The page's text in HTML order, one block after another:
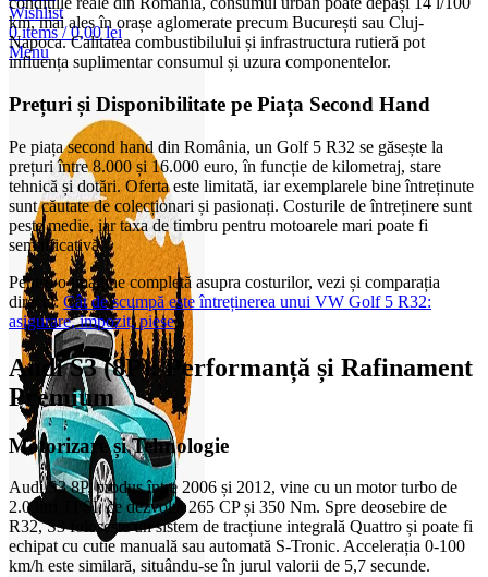
Wishlist
0items / 0,00lei
Menu
km, mai ales în orașe aglomerate precum București sau Cluj-
Napoca. Calitatea combustibilului și infrastructura rutieră pot
influența suplimentar consumul și uzura componentelor.
Prețuri și Disponibilitate pe Piața Second Hand
Pe piața second hand din România, un Golf 5 R32 se găsește la
prețuri între 8.000 și 16.000 euro, în funcție de kilometraj, stare
tehnică și dotări. Oferta este limitată, iar exemplarele bine întreținute
sunt căutate de colecționari și pasionați. Costurile de întreținere sunt
peste medie, iar taxa de timbru pentru motoarele mari poate fi
semnificativă.
Pentru o imagine completă asupra costurilor, vezi și comparația
directă:Cât de scumpă este întreținerea unui VW Golf 5 R32:
asigurare, impozit, piese.
Audi S3 (8P): Performanță și Rafinament
Premium
Motorizare și Tehnologie
Audi S3 8P, produs între 2006 și 2012, vine cu un motor turbo de
2.0 litri TFSI, ce dezvoltă 265 CP și 350 Nm. Spre deosebire de
R32, S3 folosește un sistem de tracțiune integrală Quattro și poate fi
echipat cu cutie manuală sau automată S-Tronic. Accelerația 0-100
km/h este similară, situându-se în jurul valorii de 5,7 secunde.